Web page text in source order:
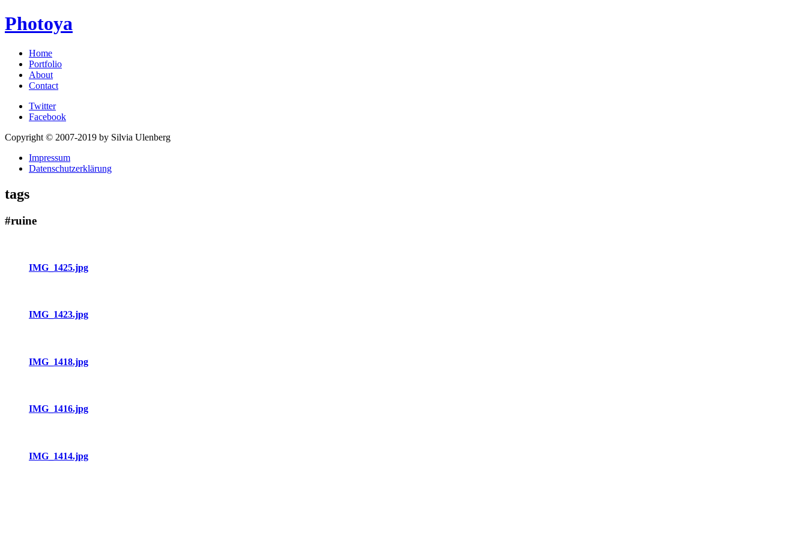
Photoya
Home
Portfolio
About
Contact
Twitter
Facebook
Copyright © 2007-2019 by Silvia Ulenberg
Impressum
Datenschutzerklärung
tags
#ruine
IMG_1425.jpg
IMG_1423.jpg
IMG_1418.jpg
IMG_1416.jpg
IMG_1414.jpg